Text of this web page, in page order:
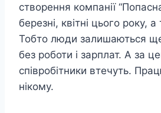
створення компанії
березні, квітні цього року, а
Тобто люди залишаються
без роботи і зарплат. А за
співробітники втечуть.
нікому.